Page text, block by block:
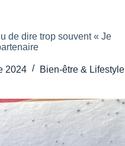
de dire trop souvent « Je
2024 Bien-être & Lifestyle